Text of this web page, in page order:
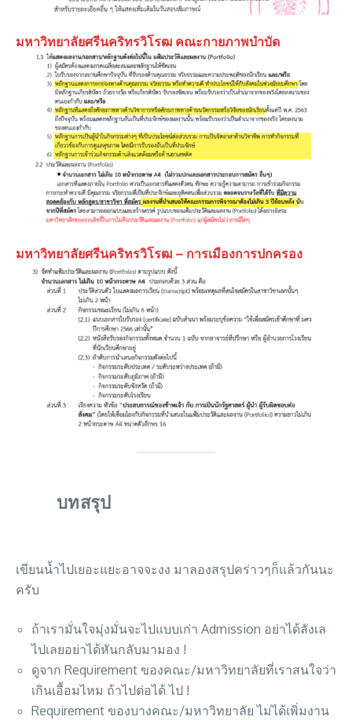
มหาวิทยาลัยศรีนคริทรวิโรฒ คณะกายภาพบำบัด
มหาวิทยาลัยศรีนคริทรวิโรฒ – การเมืองการปกครอง
บทสรุป
เขียนน้ำไปเยอะแยะอาจจะงง มาลองสรุปคร่าวๆก็แล้วกันนะ
ครับ
ถ้าเรามั่นใจมุ่งมั่นจะไปแบบเก่า Admission อย่าได้ลังเล
ไปเลยอย่าได้หันกลับมามอง !
ดูจาก Requirement ของคณะ/มหาวิทยาลัยที่เราสนใจว่า
เกินเอื้อมไหม ถ้าไปต่อได้ ไป !
Requirement ของบางคณะ/มหาวิทยาลัย ไม่ได้เพิ่มงาน